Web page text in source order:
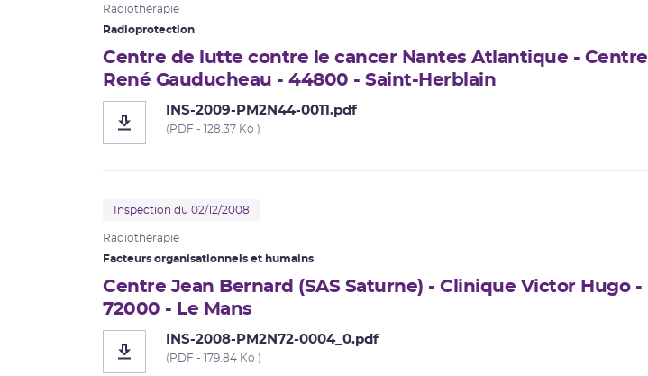
Radiothérapie
Radioprotection
Centre de lutte contre le cancer Nantes Atlantique - Centre
René Gauducheau - 44800 - Saint-Herblain
INS-2009-PM2N44-0011.pdf
(PDF - 128.37 Ko )
Inspection du 02/12/2008
Radiothérapie
Facteurs organisationnels et humains
Centre Jean Bernard (SAS Saturne) - Clinique Victor Hugo -
72000 - Le Mans
INS-2008-PM2N72-0004_0.pdf
(PDF - 179.84 Ko )